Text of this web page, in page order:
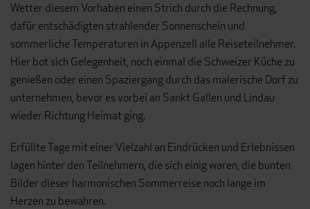
Wetter diesem Vorhaben einen Strich durch die Rechnung,
dafür entschädigten strahlender Sonnenschein und
sommerliche Temperaturen in Appenzell alle Reiseteilnehmer.
Hier bot sich Gelegenheit, noch einmal die Schweizer Küche zu
genießen oder einen Spaziergang durch das malerische Dorf zu
unternehmen, bevor es vorbei an Sankt Gallen und Lindau
wieder Richtung Heimat ging.
Erfüllte Tage mit einer Vielzahl an Eindrücken und Erlebnissen
lagen hinter den Teilnehmern, die sich einig waren, die bunten
Bilder dieser harmonischen Sommerreise noch lange im
Herzen zu bewahren.